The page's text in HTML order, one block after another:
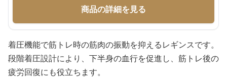
商品の詳細を見る
着圧機能で筋トレ時の筋肉の振動を抑えるレギンスです。
段階着圧設計により、下半身の血行を促進し、筋トレ後の
疲労回復にも役立ちます。